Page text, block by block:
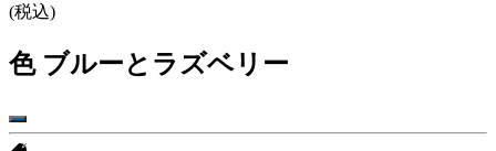
(税込)
色 ブルーとラズベリー